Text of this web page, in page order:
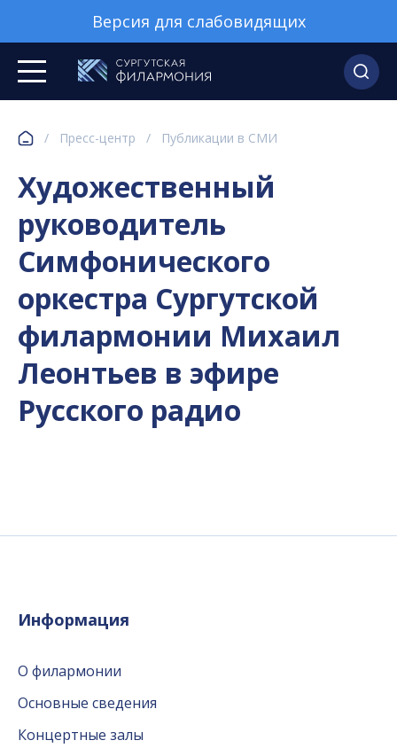
Версия для слабовидящих
/ Пресс-центр / Публикации в СМИ
Художественный
руководитель
Симфонического
оркестра Сургутской
филармонии Михаил
Леонтьев в эфире
Русского радио
Информация
О филармонии
Основные сведения
Концертные залы